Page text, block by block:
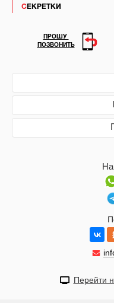
СЕКРЕТКИ
ПРОШУ
ПОЗВОНИТЬ
Перейти